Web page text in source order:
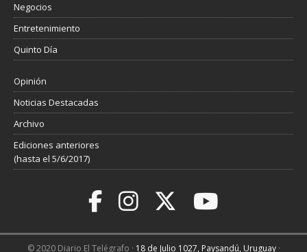
Negocios
Entretenimiento
Quinto Día
Opinión
Noticias Destacadas
Archivo
Ediciones anteriores
(hasta el 5/6/2017)
© 2020 Diario El Telégrafo · 18 de Julio 1027, Paysandú, Uruguay·